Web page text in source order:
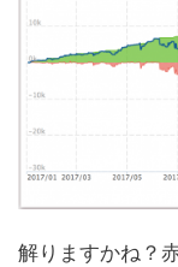
解りますかね？